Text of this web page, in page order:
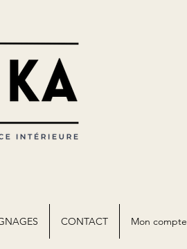
CONTACT Mon compte